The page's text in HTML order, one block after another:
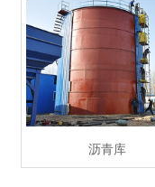
沥青库